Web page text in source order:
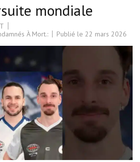
mondiale
À Mort.:
Publié le 22 mars 2026